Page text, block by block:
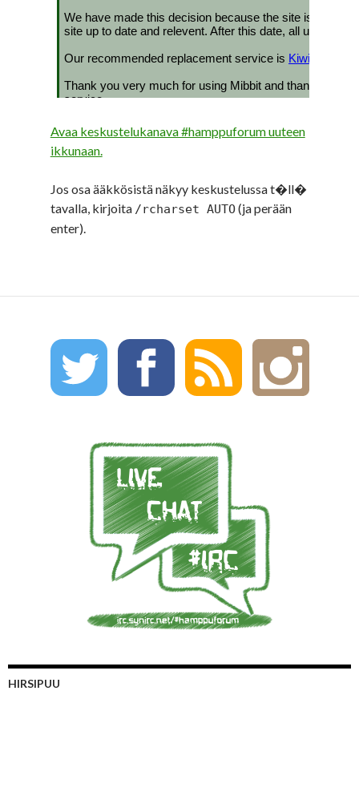
Avaa keskustelukanava #hamppuforum uuteen
ikkunaan.
Jos osa ääkkösistä näkyy keskustelussa t�ll�
tavalla, kirjoita /rcharset AUTO(ja perään
enter).
HIRSIPUU